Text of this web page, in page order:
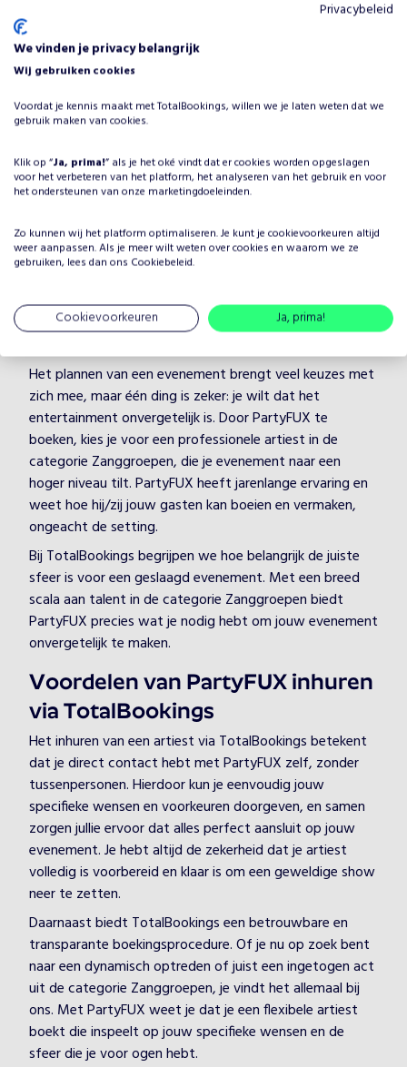
Peer & Pepijn
Allround
Waarom PartyFUX boeken voor
Het plannen van een evenement brengt veel keuzes met
zich mee, maar één ding is zeker: je wilt dat het
entertainment onvergetelijk is. Door PartyFUX te
boeken, kies je voor een professionele artiest in de
categorie Zanggroepen, die je evenement naar een
hoger niveau tilt. PartyFUX heeft jarenlange ervaring en
weet hoe hij/zij jouw gasten kan boeien en vermaken,
ongeacht de setting.
Bij TotalBookings begrijpen we hoe belangrijk de juiste
sfeer is voor een geslaagd evenement. Met een breed
scala aan talent in de categorie Zanggroepen biedt
PartyFUX precies wat je nodig hebt om jouw evenement
onvergetelijk te maken.
Voordelen van PartyFUX inhuren
via TotalBookings
Het inhuren van een artiest via TotalBookings betekent
dat je direct contact hebt met PartyFUX zelf, zonder
tussenpersonen. Hierdoor kun je eenvoudig jouw
specifieke wensen en voorkeuren doorgeven, en samen
zorgen jullie ervoor dat alles perfect aansluit op jouw
evenement. Je hebt altijd de zekerheid dat je artiest
volledig is voorbereid en klaar is om een geweldige show
neer te zetten.
Daarnaast biedt TotalBookings een betrouwbare en
transparante boekingsprocedure. Of je nu op zoek bent
naar een dynamisch optreden of juist een ingetogen act
uit de categorie Zanggroepen, je vindt het allemaal bij
ons. Met PartyFUX weet je dat je een flexibele artiest
boekt die inspeelt op jouw specifieke wensen en de
sfeer die je voor ogen hebt.
Privacybeleid
We vinden je privacy belangrijk
Wij gebruiken cookies
Voordat je kennis maakt met TotalBookings, willen we je laten weten dat we
gebruik maken van cookies.
Klik op “Ja, prima!” als je het oké vindt dat er cookies worden opgeslagen
voor het verbeteren van het platform, het analyseren van het gebruik en voor
het ondersteunen van onze marketingdoeleinden.
Zo kunnen wij het platform optimaliseren. Je kunt je cookievoorkeuren altijd
weer aanpassen. Als je meer wilt weten over cookies en waarom we ze
gebruiken, lees dan ons Cookiebeleid.
Cookievoorkeuren Ja, prima!